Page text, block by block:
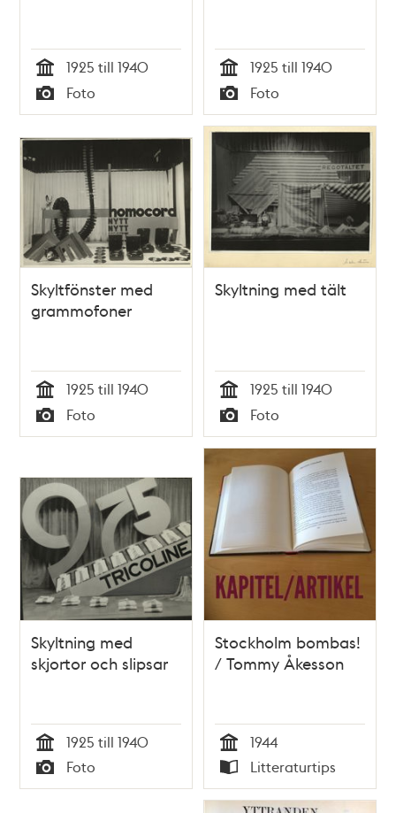
Tid
1925 till 1940
Typ
Foto Tid
1925 till 1940
Typ
Foto
Skyltfönster med
grammofoner
Tid
1925 till 1940
Typ
Foto
Skyltning med tält
Tid
1925 till 1940
Typ
Foto
Skyltning med
skjortor och slipsar
Tid
1925 till 1940
Typ
Foto
Stockholm bombas!
/ Tommy Åkesson
Tid
1944
Typ
Litteraturtips